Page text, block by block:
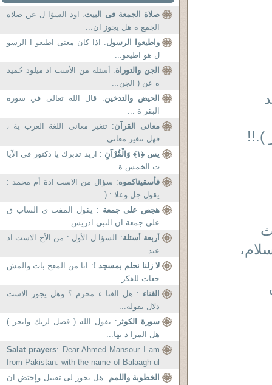
).!!
صلاة الجمعة فى البيت: اود السؤا ل عن صلاه
الجمع ه هل يجوز ان...
واطيعوا الرسول: اذا كان معنى اطيعو ا الرسو
ل هو اطيعو...
الجن والتوراة: أسئلة من الأست اذ ميلود حُميد
ه عن ( الجن...
الحيض والتدخين: قال الله تعالى في سورة
البقر ة ...
معانى القرآن: تتغير معانى اللغة العرب ية ،
فهل تتغير معانى...
يس ﴿١﴾ وَالْقُرْآنِ
: اريد تدبرك يا دكتور فى الآيا
ت الخمس ة ...
فأسقيناكموه: سؤال من الاست اذة أم محمد :
يقول جل وعلا : (...
هجص على جمعة : يقول المفت ى الساب ق
على جمعة ان النبى ادريس...
أربعة أسئلة: السؤا ل الأول : من الأخ الاست اذ
عبد...
لا زلنا نحلم بمسجد !: انا من المعج بات والمش
جعات للفكر...
الغناء : هل الغنا ء محرم ؟ وهل يجوز الاست
دلال بقوله...
سورة الكوثر : يقول الله ( فصل لربك وانحر )
هل المرا د بها...
Salat prayers: Dear Ahmed Mansour I am
from Pakistan. with the name of Balaagh-ul
-Quran we try our...
الخطوبة واللمم: هل يجوز لى تقبيل وإحتض ان